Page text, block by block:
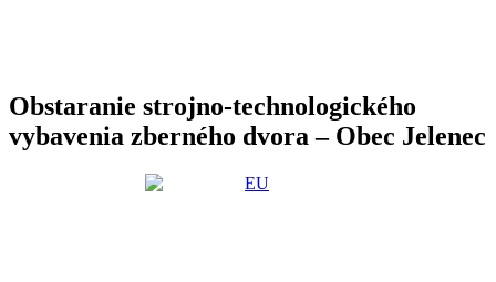
Obstaranie strojno-technologického
vybavenia zberného dvora – Obec Jelenec